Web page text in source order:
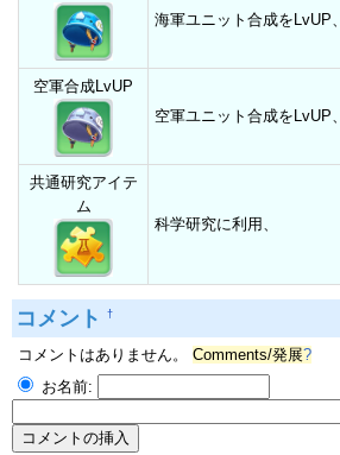
海軍ユニット合成をLvUP、
空軍合成LvUP
空軍ユニット合成をLvUP、
共通研究アイテ
ム
科学研究に利用、
コメント †
コメントはありません。 Comments/発展?
お名前: